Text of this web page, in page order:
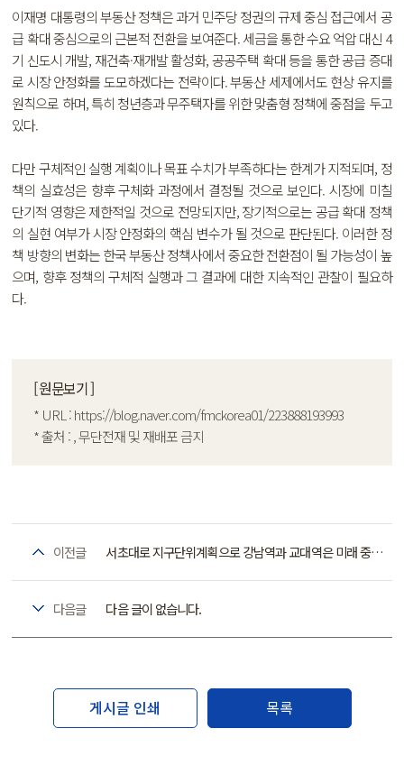
이재명 대통령의 부동산 정책은 과거 민주당 정권의 규제 중심 접근에서 공
급 확대 중심으로의 근본적 전환을 보여준다. 세금을 통한 수요 억압 대신 4
기 신도시 개발, 재건축·재개발 활성화, 공공주택 확대 등을 통한 공급 증대
로 시장 안정화를 도모하겠다는 전략이다. 부동산 세제에서도 현상 유지를
원칙으로 하며, 특히 청년층과 무주택자를 위한 맞춤형 정책에 중점을 두고
있다.
다만 구체적인 실행 계획이나 목표 수치가 부족하다는 한계가 지적되며, 정
책의 실효성은 향후 구체화 과정에서 결정될 것으로 보인다. 시장에 미칠
단기적 영향은 제한적일 것으로 전망되지만, 장기적으로는 공급 확대 정책
의 실현 여부가 시장 안정화의 핵심 변수가 될 것으로 판단된다. 이러한 정
책 방향의 변화는 한국 부동산 정책사에서 중요한 전환점이 될 가능성이 높
으며, 향후 정책의 구체적 실행과 그 결과에 대한 지속적인 관찰이 필요하
다.
[ 원문보기 ]
* URL :https://blog.naver.com/fmckorea01/223888193993
* 출처 : , 무단전재 및 재배포 금지
이전글 서초대로 지구단위계획으로 강남역과 교대역은 미래 중심지 최고의 업무중심지 변화 예고
다음글 다음 글이 없습니다.
게시글 인쇄 목록